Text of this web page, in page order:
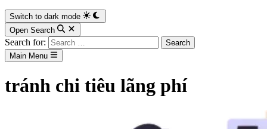
Switch to dark mode
Open Search
Search for:
Main Menu
tránh chi tiêu lãng phí